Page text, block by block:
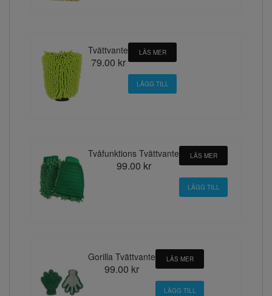
Tvättvante
79.00 kr
LÄS MER
Tvåfunktions Tvättvante
99.00 kr
LÄS MER
Gorilla Tvättvante
99.00 kr
LÄS MER